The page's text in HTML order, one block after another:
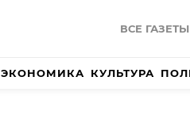
ВСЕ ГАЗЕТЫ
ЭКОНОМИКА КУЛЬТУРА